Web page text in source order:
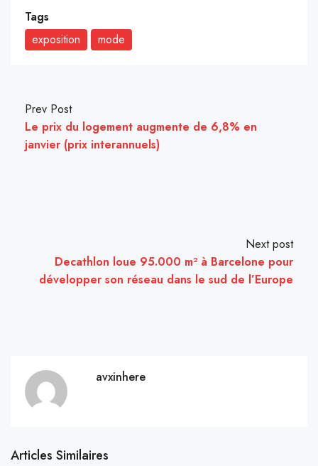
Tags
exposition
mode
Prev Post
Le prix du logement augmente de 6,8% en
janvier (prix interannuels)
Next post
Decathlon loue 95.000 m² à Barcelone pour
développer son réseau dans le sud de l’Europe
avxinhere
Articles Similaires